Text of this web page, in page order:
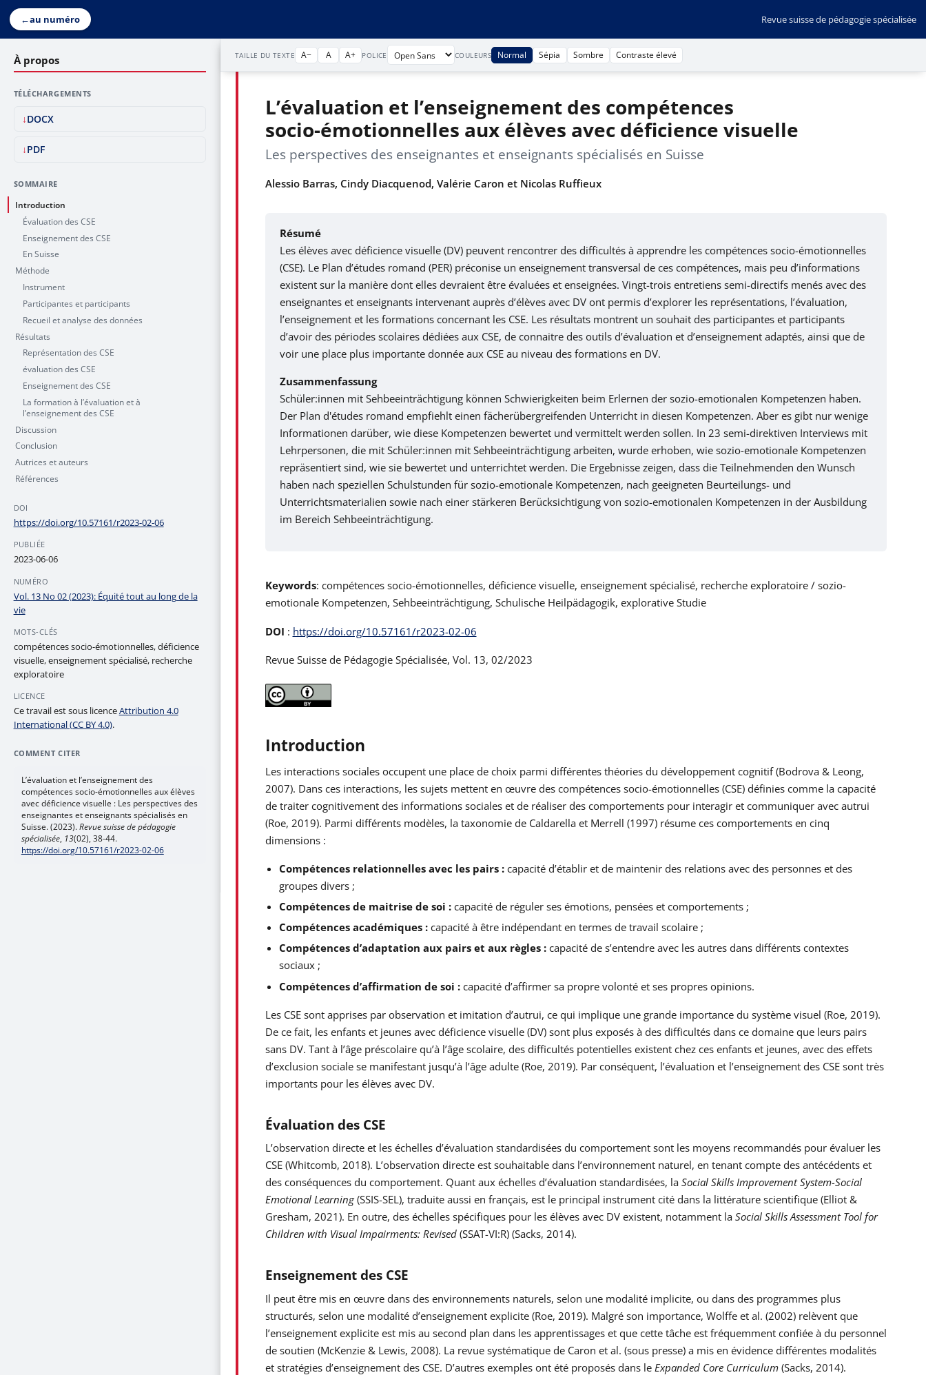
←au numéro Revue suisse de pédagogie spécialisée
TAILLE DU TEXTE A− A A+ POLICE COULEURS Normal Sépia Sombre Contraste élevé
L’évaluation et l’enseignement des compétences
socio-émotionnelles aux élèves avec déficience visuelle
Les perspectives des enseignantes et enseignants spécialisés en Suisse
Alessio Barras, Cindy Diacquenod, Valérie Caron et Nicolas Ruffieux
Résumé
Les élèves avec déficience visuelle (DV) peuvent rencontrer des difficultés à apprendre les compétences socio-émotionnelles
(CSE). Le Plan d’études romand (PER) préconise un enseignement transversal de ces compétences, mais peu d’informations
existent sur la manière dont elles devraient être évaluées et enseignées. Vingt-trois entretiens semi-directifs menés avec des
enseignantes et enseignants intervenant auprès d’élèves avec DV ont permis d’explorer les représentations, l’évaluation,
l’enseignement et les formations concernant les CSE. Les résultats montrent un souhait des participantes et participants
d’avoir des périodes scolaires dédiées aux CSE, de connaitre des outils d’évaluation et d’enseignement adaptés, ainsi que de
voir une place plus importante donnée aux CSE au niveau des formations en DV.
Zusammenfassung
Schüler:innen mit Sehbeeinträchtigung können Schwierigkeiten beim Erlernen der sozio-emotionalen Kompetenzen haben.
Der Plan d'études romand empfiehlt einen fächerübergreifenden Unterricht in diesen Kompetenzen. Aber es gibt nur wenige
Informationen darüber, wie diese Kompetenzen bewertet und vermittelt werden sollen. In 23 semi-direktiven Interviews mit
Lehrpersonen, die mit Schüler:innen mit Sehbeeinträchtigung arbeiten, wurde erhoben, wie sozio-emotionale Kompetenzen
repräsentiert sind, wie sie bewertet und unterrichtet werden. Die Ergebnisse zeigen, dass die Teilnehmenden den Wunsch
haben nach speziellen Schulstunden für sozio-emotionale Kompetenzen, nach geeigneten Beurteilungs- und
Unterrichtsmaterialien sowie nach einer stärkeren Berücksichtigung von sozio-emotionalen Kompetenzen in der Ausbildung
im Bereich Sehbeeinträchtigung.
Keywords: compétences socio-émotionnelles, déficience visuelle, enseignement spécialisé, recherche exploratoire / sozio-
emotionale Kompetenzen, Sehbeeinträchtigung, Schulische Heilpädagogik, explorative Studie
DOI : https://doi.org/10.57161/r2023-02-06
Revue Suisse de Pédagogie Spécialisée, Vol. 13, 02/2023
Introduction
Les interactions sociales occupent une place de choix parmi différentes théories du développement cognitif (Bodrova & Leong,
2007). Dans ces interactions, les sujets mettent en œuvre des compétences socio-émotionnelles (CSE) définies comme la capacité
de traiter cognitivement des informations sociales et de réaliser des comportements pour interagir et communiquer avec autrui
(Roe, 2019). Parmi différents modèles, la taxonomie de Caldarella et Merrell (1997) résume ces comportements en cinq
dimensions :
Compétences relationnelles avec les pairs : capacité d’établir et de maintenir des relations avec des personnes et des
groupes divers ;
Compétences de maitrise de soi : capacité de réguler ses émotions, pensées et comportements ;
Compétences académiques : capacité à être indépendant en termes de travail scolaire ;
Compétences d’adaptation aux pairs et aux règles : capacité de s’entendre avec les autres dans différents contextes
sociaux ;
Compétences d’affirmation de soi : capacité d’affirmer sa propre volonté et ses propres opinions.
Les CSE sont apprises par observation et imitation d’autrui, ce qui implique une grande importance du système visuel (Roe, 2019).
De ce fait, les enfants et jeunes avec déficience visuelle (DV) sont plus exposés à des difficultés dans ce domaine que leurs pairs
sans DV. Tant à l’âge préscolaire qu’à l’âge scolaire, des difficultés potentielles existent chez ces enfants et jeunes, avec des effets
d’exclusion sociale se manifestant jusqu’à l’âge adulte (Roe, 2019). Par conséquent, l’évaluation et l’enseignement des CSE sont très
importants pour les élèves avec DV.
Évaluation des CSE
L’observation directe et les échelles d’évaluation standardisées du comportement sont les moyens recommandés pour évaluer les
CSE (Whitcomb, 2018). L’observation directe est souhaitable dans l’environnement naturel, en tenant compte des antécédents et
des conséquences du comportement. Quant aux échelles d’évaluation standardisées, la Social Skills Improvement System-Social
Emotional Learning(SSIS-SEL), traduite aussi en français, est le principal instrument cité dans la littérature scientifique (Elliot &
Gresham, 2021). En outre, des échelles spécifiques pour les élèves avec DV existent, notamment la Social Skills Assessment Tool for
Children with Visual Impairments: Revised(SSAT-VI:R) (Sacks, 2014).
Enseignement des CSE
Il peut être mis en œuvre dans des environnements naturels, selon une modalité implicite, ou dans des programmes plus
structurés, selon une modalité d’enseignement explicite (Roe, 2019). Malgré son importance, Wolffe et al. (2002) relèvent que
l’enseignement explicite est mis au second plan dans les apprentissages et que cette tâche est fréquemment confiée à du personnel
de soutien (McKenzie & Lewis, 2008). La revue systématique de Caron et al. (sous presse) a mis en évidence différentes modalités
et stratégies d’enseignement des CSE. D’autres exemples ont été proposés dans le Expanded Core Curriculum(Sacks, 2014).
À propos
TÉLÉCHARGEMENTS
DOCX
PDF
SOMMAIRE
Introduction
Évaluation des CSE
Enseignement des CSE
En Suisse
Méthode
Instrument
Participantes et participants
Recueil et analyse des données
Résultats
Représentation des CSE
évaluation des CSE
Enseignement des CSE
La formation à l’évaluation et à
l’enseignement des CSE
Discussion
Conclusion
Autrices et auteurs
Références
DOI
https://doi.org/10.57161/r2023-02-06
PUBLIÉE
2023-06-06
NUMÉRO
Vol. 13 No 02 (2023): Équité tout au long de la
vie
MOTS-CLÉS
compétences socio-émotionnelles, déficience
visuelle, enseignement spécialisé, recherche
exploratoire
LICENCE
Ce travail est sous licenceAttribution 4.0
International (CC BY 4.0).
COMMENT CITER
L’évaluation et l’enseignement des
compétences socio-émotionnelles aux élèves
avec déficience visuelle : Les perspectives des
enseignantes et enseignants spécialisés en
Suisse. (2023). Revue suisse de pédagogie
spécialisée, 13(02), 38-44.
https://doi.org/10.57161/r2023-02-06